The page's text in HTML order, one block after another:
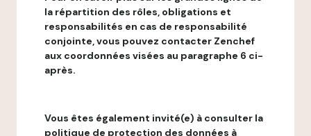
la répartition des rôles, obligations et
responsabilités en cas de responsabilité
conjointe, vous pouvez contacter Zenchef
aux coordonnées visées au paragraphe 6 ci-
après.
Vous êtes également invité(e) à consulter la
politique de protection des données à